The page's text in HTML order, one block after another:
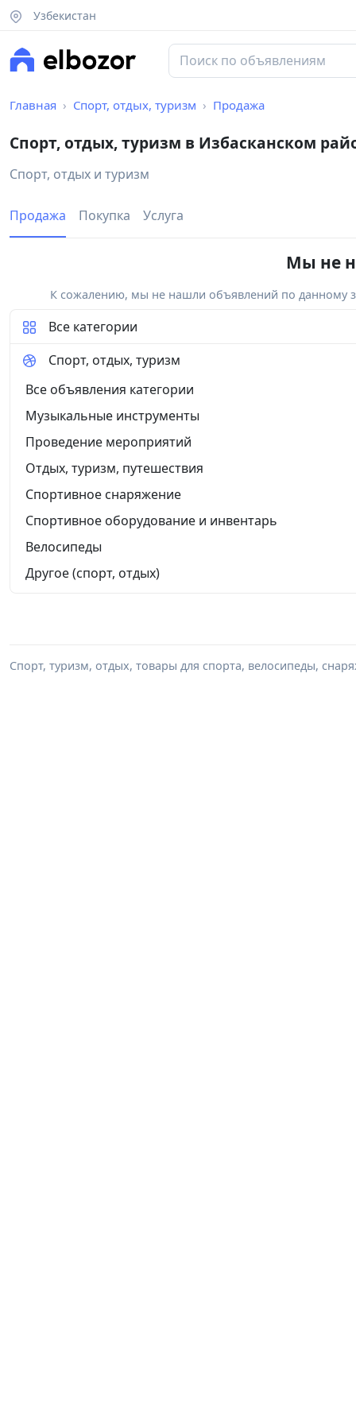
Узбекистан
Главная Спорт, отдых, туризм Продажа
Спорт, отдых, туризм в Избасканском
Спорт, отдых и туризм
Продажа Покупка Услуга
Мы не
К сожалению, мы не нашли объявлений по данному
Все категории
Спорт, отдых, туризм
Все объявления категории
Музыкальные инструменты
Проведение мероприятий
Отдых, туризм, путешествия
Спортивное снаряжение
Спортивное оборудование и инвентарь
Велосипеды
Другое (спорт, отдых)
Спорт, туризм, отдых, товары для спорта, велосипеды,